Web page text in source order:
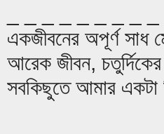
একজীবনের অপূর্ণ সাধ
আরেক জীবন, চতুর্দিকের
সবকিছুতে আমার একটা